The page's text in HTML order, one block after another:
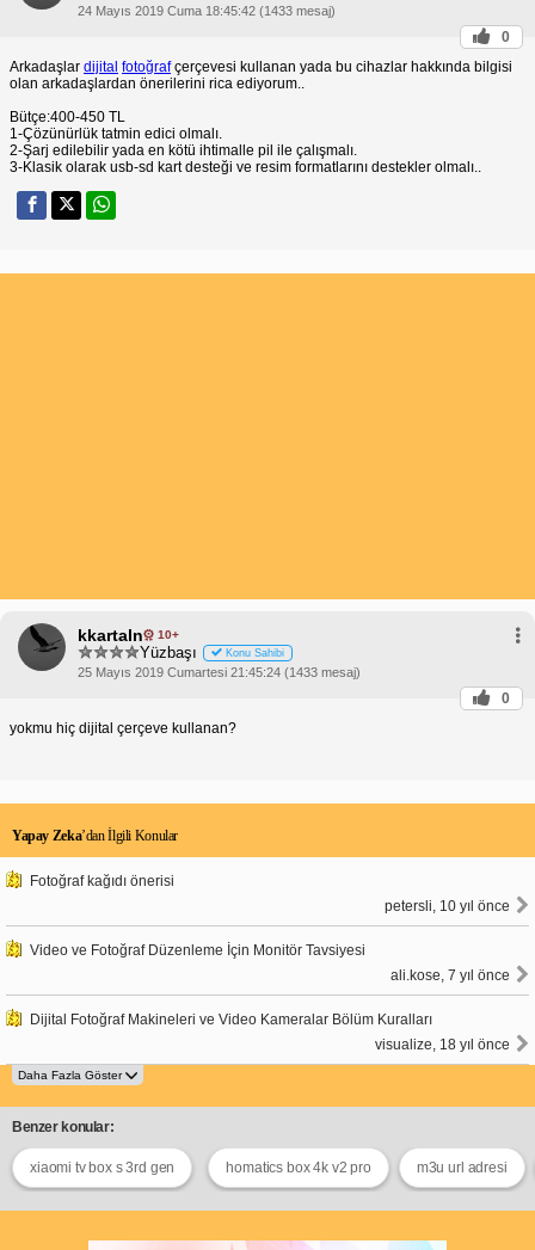
24 Mayıs 2019 Cuma 18:45:42 (1433 mesaj)
0
Arkadaşlar dijital fotoğrafçerçevesi kullanan yada bu cihazlar hakkında bilgisi
olan arkadaşlardan önerilerini rica ediyorum..
Bütçe:400-450 TL
1-Çözünürlük tatmin edici olmalı.
2-Şarj edilebilir yada en kötü ihtimalle pil ile çalışmalı.
3-Klasik olarak usb-sd kart desteği ve resim formatlarını destekler olmalı..
kkartaln 10+
Yüzbaşı Konu Sahibi
25 Mayıs 2019 Cumartesi 21:45:24 (1433 mesaj)
0
yokmu hiç dijital çerçeve kullanan?
Yapay Zeka’dan İlgili Konular
Fotoğraf kağıdı önerisi
petersli, 10 yıl önce
Video ve Fotoğraf Düzenleme İçin Monitör Tavsiyesi
ali.kose, 7 yıl önce
Dijital Fotoğraf Makineleri ve Video Kameralar Bölüm Kuralları
visualize, 18 yıl önce
Benzer konular:
xiaomi tv box s 3rd gen homatics box 4k v2 pro m3u url adresi